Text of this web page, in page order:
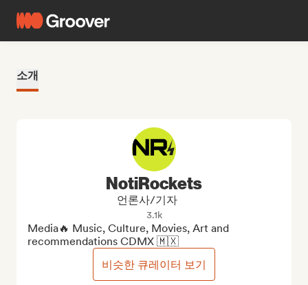
소개
NotiRockets
언론사/기자
3.1k
Media🔥 Music, Culture, Movies, Art and
recommendations CDMX 🇲🇽
비슷한 큐레이터 보기